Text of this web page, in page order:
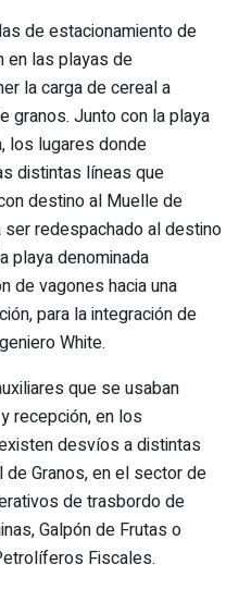
de estacionamiento de
en las playas de
la carga de cereal a
granos. Junto con la playa
los lugares donde
distintas líneas que
destino al Muelle de
ser redespachado al destino
playa denominada
de vagones hacia una
para la integración de
White.
que se usaban
recepción, en los
desvíos a distintas
Granos, en el sector de
de trasbordo de
Galpón de Frutas o
Fiscales.